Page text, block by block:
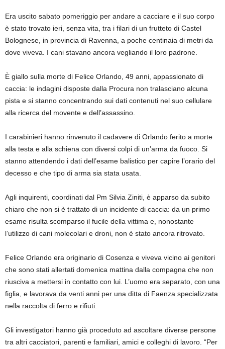
Era uscito sabato pomeriggio per andare a cacciare e il suo corpo
è stato trovato ieri, senza vita, tra i filari di un frutteto di Castel
Bolognese, in provincia di Ravenna, a poche centinaia di metri da
dove viveva. I cani stavano ancora vegliando il loro padrone.
È giallo sulla morte di Felice Orlando, 49 anni, appassionato di
caccia: le indagini disposte dalla Procura non tralasciano alcuna
pista e si stanno concentrando sui dati contenuti nel suo cellulare
alla ricerca del movente e dell’assassino.
I carabinieri hanno rinvenuto il cadavere di Orlando ferito a morte
alla testa e alla schiena con diversi colpi di un’arma da fuoco. Si
stanno attendendo i dati dell’esame balistico per capire l’orario del
decesso e che tipo di arma sia stata usata.
Agli inquirenti, coordinati dal Pm Silvia Ziniti, è apparso da subito
chiaro che non si è trattato di un incidente di caccia: da un primo
esame risulta scomparso il fucile della vittima e, nonostante
l’utilizzo di cani molecolari e droni, non è stato ancora ritrovato.
Felice Orlando era originario di Cosenza e viveva vicino ai genitori
che sono stati allertati domenica mattina dalla compagna che non
riusciva a mettersi in contatto con lui. L’uomo era separato, con una
figlia, e lavorava da venti anni per una ditta di Faenza specializzata
nella raccolta di ferro e rifiuti.
Gli investigatori hanno già proceduto ad ascoltare diverse persone
tra altri cacciatori, parenti e familiari, amici e colleghi di lavoro. “Per